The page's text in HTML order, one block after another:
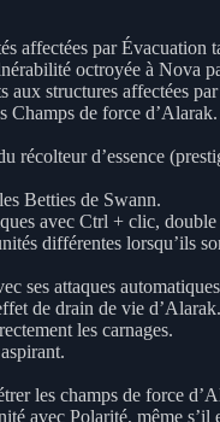
affectées par
octroyée à Nova
structures affectées
Champs de force d’Alarak.
récolteur d’essence
Betties de Swann.
avec Ctrl + clic,
différentes lorsqu’ils
ses attaques
de drain de vie d’Alarak.
les carnages.
les champs de force
avec Polarité, même